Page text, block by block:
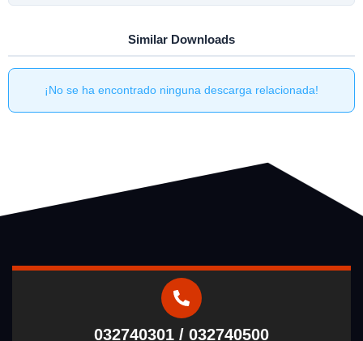
Similar Downloads
¡No se ha encontrado ninguna descarga relacionada!
032740301 / 032740500